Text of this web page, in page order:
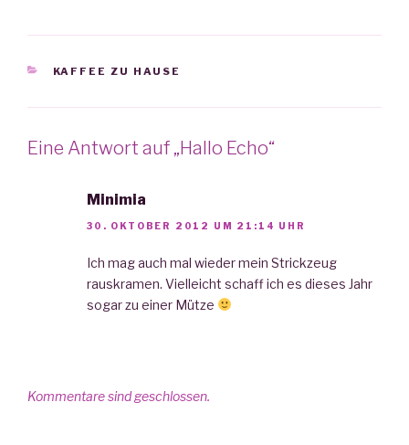
KATEGORIEN
KAFFEE ZU HAUSE
Eine Antwort auf „Hallo Echo“
Minimia
30. OKTOBER 2012 UM 21:14 UHR
Ich mag auch mal wieder mein Strickzeug
rauskramen. Vielleicht schaff ich es dieses Jahr
sogar zu einer Mütze
Kommentare sind geschlossen.